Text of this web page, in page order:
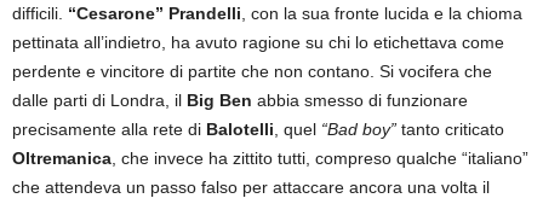
difficili. “Cesarone” Prandelli , con la sua fronte lucida e la chioma
pettinata all’indietro, ha avuto ragione su chi lo etichettava come
perdente e vincitore di partite che non contano. Si vocifera che
dalle parti di Londra, il Big Ben abbia smesso di funzionare
precisamente alla rete di Balotelli , quel “Bad boy” tanto criticato
Oltremanica , che invece ha zittito tutti, compreso qualche “italiano”
che attendeva un passo falso per attaccare ancora una volta il